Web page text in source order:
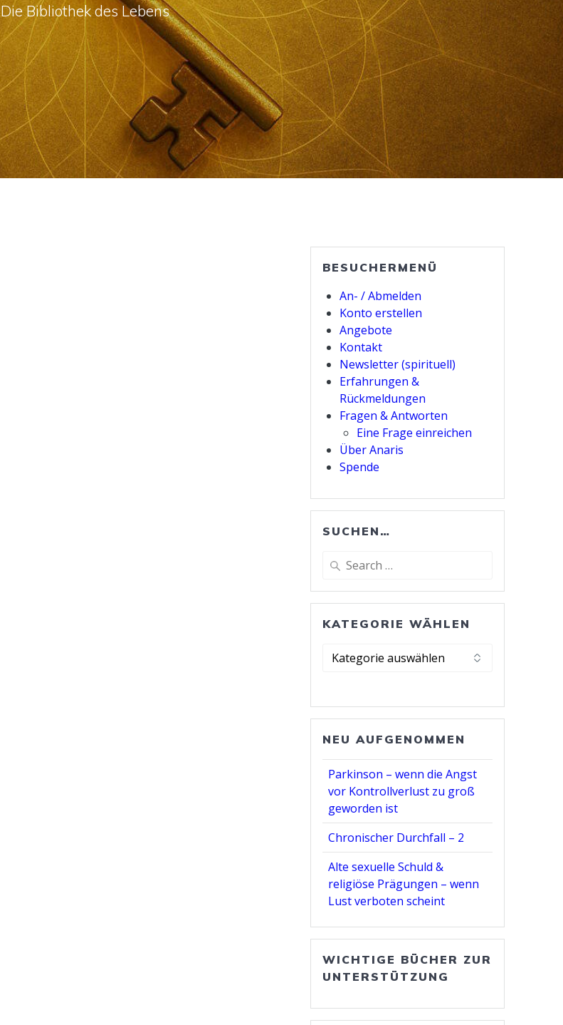
Die Bibliothek des Lebens
BESUCHERMENÜ
An- / Abmelden
Konto erstellen
Angebote
Kontakt
Newsletter (spirituell)
Erfahrungen &
Rückmeldungen
Fragen & Antworten
Eine Frage einreichen
Über Anaris
Spende
SUCHEN…
Search
KATEGORIE WÄHLEN
Kategorie
NEU AUFGENOMMEN
Parkinson – wenn die Angst
vor Kontrollverlust zu groß
geworden ist
Chronischer Durchfall – 2
Alte sexuelle Schuld &
religiöse Prägungen – wenn
Lust verboten scheint
WICHTIGE BÜCHER ZUR
UNTERSTÜTZUNG